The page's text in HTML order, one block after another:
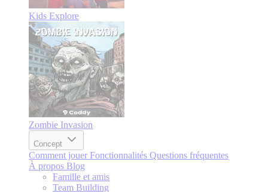
Kids Explore
Zombie Invasion
Concept
Comment jouer Fonctionnalités Questions fréquentes
À propos Blog
Famille et amis
Team Building